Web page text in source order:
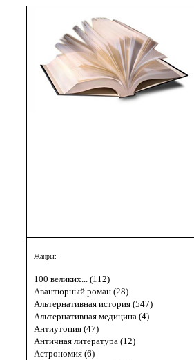
Жанры:
100 великих... (112)
Авантюрный роман (28)
Альтернативная история (547)
Альтернативная медицина (4)
Антиутопия (47)
Античная литература (12)
Астрономия (6)